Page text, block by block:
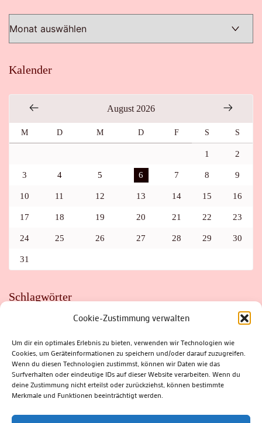
Cookie-Zustimmung verwalten
Um dir ein optimales Erlebnis zu bieten, verwenden wir Technologien wie
Cookies, um Geräteinformationen zu speichern und/oder darauf zuzugreifen.
Wenn du diesen Technologien zustimmst, können wir Daten wie das
Surfverhalten oder eindeutige IDs auf dieser Website verarbeiten. Wenn du
deine Zustimmung nicht erteilst oder zurückziehst, können bestimmte
Merkmale und Funktionen beeinträchtigt werden.
Kalender
August 2026
M D M D F S S
1 2
3 4 5 6 7 8 9
10 11 12 13 14 15 16
17 18 19 20 21 22 23
24 25 26 27 28 29 30
31
Schlagwörter
FAHRRAD
FLOHMARKT FOLK GEWINNSPIEL
HITZE
HITZEFALLE AUTO
IRISH DANCE JAZZ
KABARETT
KINDER
KIRMES KLASSIK
KLEINE SUHLER REIHE
KRIMI
KULTUR LESUNG LOTTO
MEININGEN
PARASITEN
PILZE SCHLEUSINGEN
SCHULWEG
SOMMERFERIEN
SPORT SRH
STADTFEST
STADTMARKETING
STRASSENSPERRUNG
SUHL
SUHLER FRÜHLING
SUHLER STADTMARKETING
THÜRINGER WALD
ZELLA-MEHLIS